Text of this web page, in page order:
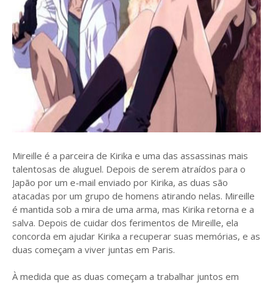
Mireille é a parceira de Kirika e uma das assassinas mais
talentosas de aluguel. Depois de serem atraídos para o
Japão por um e-mail enviado por Kirika, as duas são
atacadas por um grupo de homens atirando nelas. Mireille
é mantida sob a mira de uma arma, mas Kirika retorna e a
salva. Depois de cuidar dos ferimentos de Mireille, ela
concorda em ajudar Kirika a recuperar suas memórias, e as
duas começam a viver juntas em Paris.
À medida que as duas começam a trabalhar juntos em